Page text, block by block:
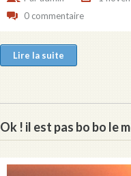
0 commentaire
Lire la suite
Ok ! il est pas bo bo le